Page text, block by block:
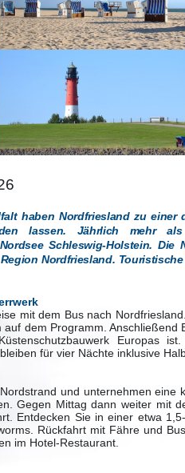
haben Nordfriesland zu einer
lassen. Jährlich mehr
Schleswig-Holstein. Die
Nordfriesland.
mit dem Bus nach
dem Programm. Anschließend
Europas
für vier Nächte inklusive
und unternehmen eine
Gegen Mittag dann weiter mit
Entdecken Sie in einer etwa
Rückfahrt mit Fähre und
im Hotel-Restaurant.